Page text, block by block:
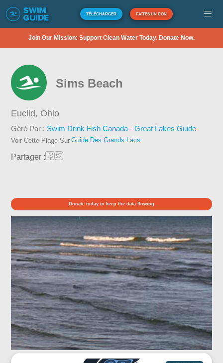
TÉLÉCHARGER FAITES UN DON
Join Our Mission: Support Clean Water Today. Donate Now.
Sims Beach
Euclid, Ohio
Géré Par : Swim Drink Fish Canada - Great Lakes Guide
Voir Cette Plage Sur Guide Des Grands Lacs
Partager :
Donate today to keep the data flowing